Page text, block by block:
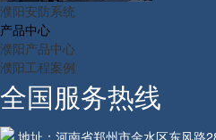
濮阳安防系统
产品中心
濮阳产品中心
濮阳工程案例
全国服务热线
地址：河南省郑州市金水区东风路